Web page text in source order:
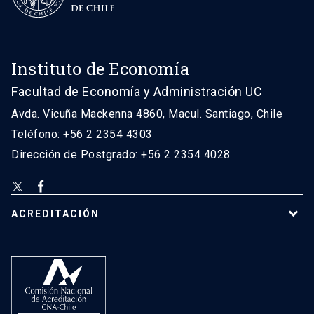
Instituto de Economía
Facultad de Economía y Administración UC
Avda. Vicuña Mackenna 4860, Macul. Santiago, Chile
Teléfono: +56 2 2354 4303
Dirección de Postgrado: +56 2 2354 4028
ACREDITACIÓN